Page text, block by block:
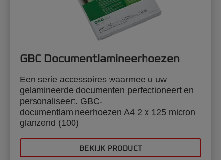
GBC Documentlamineerhoezen
Een serie accessoires waarmee u uw
gelamineerde documenten perfectioneert en
personaliseert. GBC-
documentlamineerhoezen A4 2 x 125 micron
glanzend (100)
BEKIJK PRODUCT